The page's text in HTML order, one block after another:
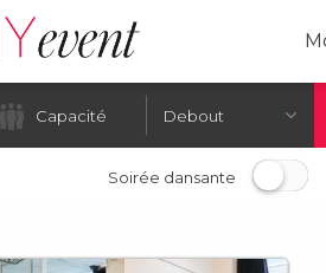
Debout
Soirée dansante